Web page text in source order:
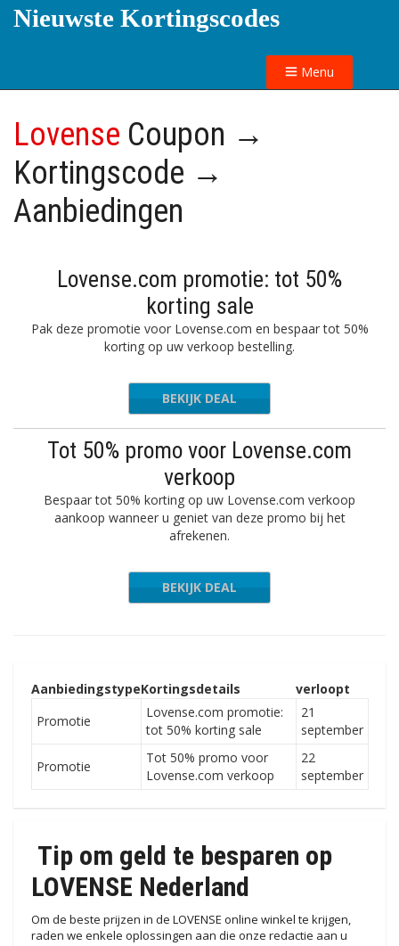
Nieuwste Kortingscodes
Menu
Lovense Coupon →
Kortingscode →
Aanbiedingen
Lovense.com promotie: tot 50%
korting sale
Pak deze promotie voor Lovense.com en bespaar tot 50%
korting op uw verkoop bestelling.
BEKIJK DEAL
Tot 50% promo voor Lovense.com
verkoop
Bespaar tot 50% korting op uw Lovense.com verkoop
aankoop wanneer u geniet van deze promo bij het
afrekenen.
BEKIJK DEAL
AanbiedingstypeKortingsdetails
verloopt
Promotie
Lovense.com promotie:
tot 50% korting sale
21
september
Promotie
Tot 50% promo voor
Lovense.com verkoop
22
september
Tip om geld te besparen op
LOVENSE Nederland
Om de beste prijzen in de LOVENSE online winkel te krijgen,
raden we enkele oplossingen aan die onze redactie aan u